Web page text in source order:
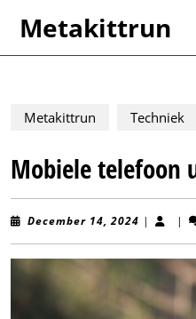
Metakittrun
Metakittrun Techniek
Mobiele telefoon
December 14, 2024 December
| |